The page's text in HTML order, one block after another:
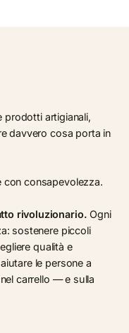
prodotti artigianali,
davvero cosa porta in
con consapevolezza.
rivoluzionario.Ogni
sostenere piccoli
qualità e
le persone a
carrello — e sulla